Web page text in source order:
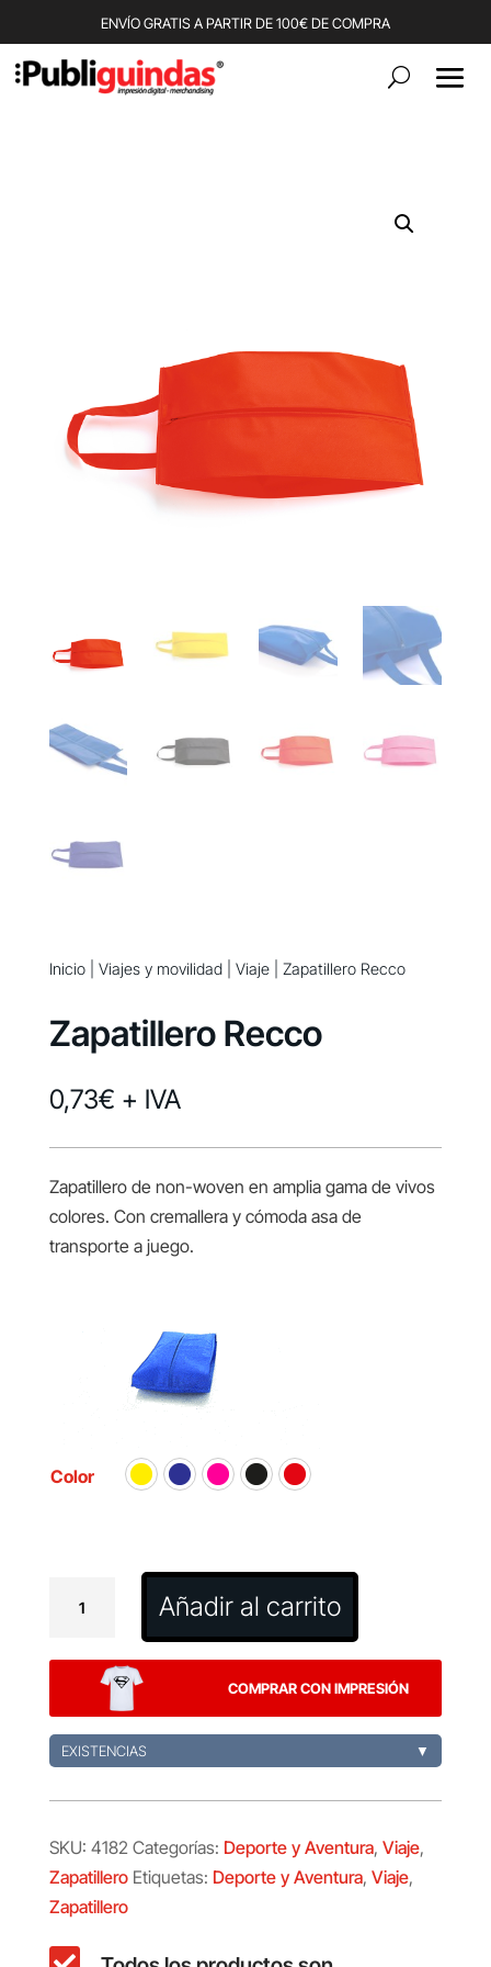
ENVÍO GRATIS A PARTIR DE 100€ DE COMPRA
Inicio| Viajes y movilidad| Viaje| Zapatillero Recco
Zapatillero Recco
0,73€ + IVA
Zapatillero de non-woven en amplia gama de vivos
colores. Con cremallera y cómoda asa de
transporte a juego.
Color
Recco
Añadir al carrito
COMPRAR CON IMPRESIÓN
EXISTENCIAS ▼
SKU: 4182 Categorías: Deporte y Aventura, Viaje,
Zapatillero Etiquetas: Deporte y Aventura, Viaje,
Zapatillero